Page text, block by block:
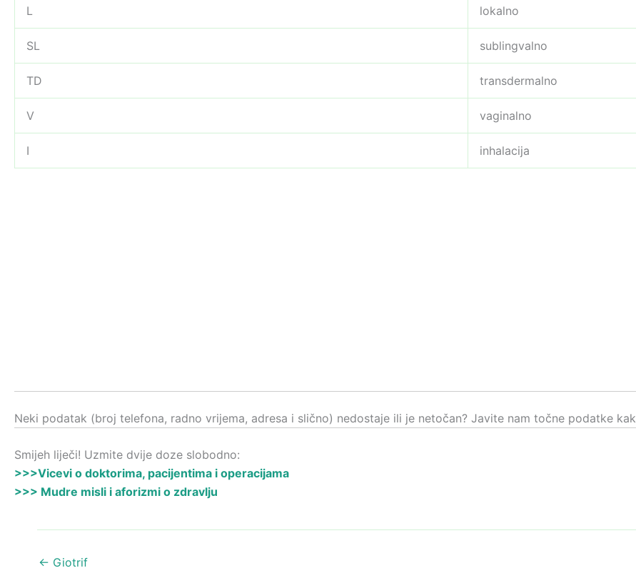
L lokalno
SL sublingvalno
TD transdermalno
V vaginalno
I inhalacija
Neki podatak (broj telefona, radno vrijema, adresa i slično) nedostaje ili je netočan? Javite nam točne podatke
Smijeh liječi! Uzmite dvije doze slobodno:
>>>Vicevi o doktorima, pacijentima i operacijama
>>> Mudre misli i aforizmi o zdravlju
← Giotrif